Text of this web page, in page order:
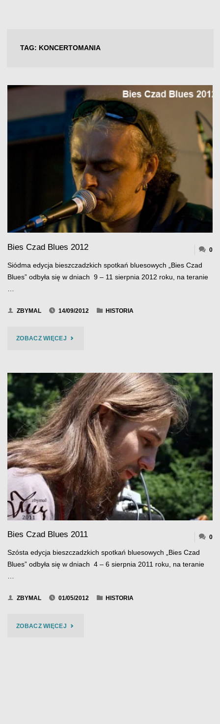
TAG: KONCERTOMANIA
Bies Czad Blues 2012 0
Siódma edycja bieszczadzkich spotkań bluesowych „Bies Czad
Blues” odbyła się w dniach 9 – 11 sierpnia 2012 roku, na teranie
…
ZBYMAL 14/09/2012 HISTORIA
ZOBACZ WIĘCEJ"BIES
BLUES
2012"
Bies Czad Blues 2011 0
Szósta edycja bieszczadzkich spotkań bluesowych „Bies Czad
Blues” odbyła się w dniach 4 – 6 sierpnia 2011 roku, na teranie
…
ZBYMAL 01/05/2012 HISTORIA
ZOBACZ WIĘCEJ"BIES